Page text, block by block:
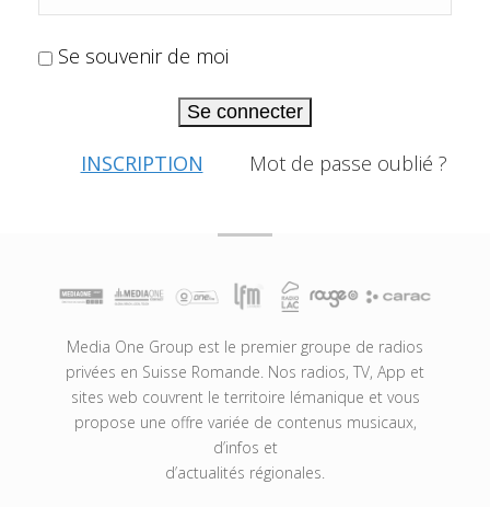
Se souvenir de moi
Se connecter
INSCRIPTION Mot de passe oublié ?
Media One Group est le premier groupe de radios
privées en Suisse Romande. Nos radios, TV, App et
sites web couvrent le territoire lémanique et vous
propose une offre variée de contenus musicaux,
d’infos et
d’actualités régionales.